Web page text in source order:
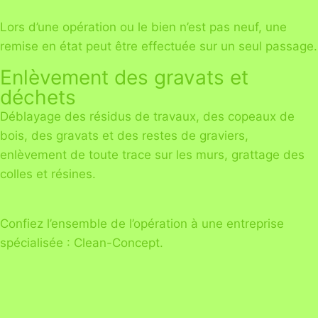
Lors d’une opération ou le bien n’est pas neuf, une
remise en état peut être effectuée sur un seul passage.
Enlèvement des gravats et
déchets
Déblayage des résidus de travaux, des copeaux de
bois, des gravats et des restes de graviers,
enlèvement de toute trace sur les murs, grattage des
colles et résines.
Confiez l’ensemble de l’opération à une entreprise
spécialisée : Clean-Concept.